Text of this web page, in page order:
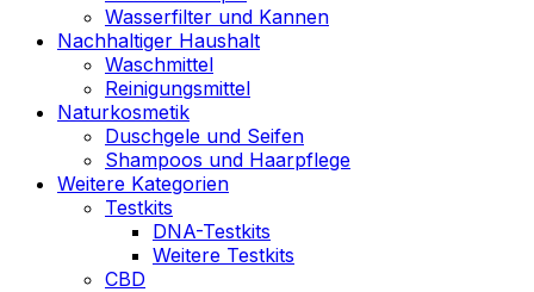
Wasserfilter und Kannen
Nachhaltiger Haushalt
Waschmittel
Reinigungsmittel
Naturkosmetik
Duschgele und Seifen
Shampoos und Haarpflege
Weitere Kategorien
Testkits
DNA-Testkits
Weitere Testkits
CBD